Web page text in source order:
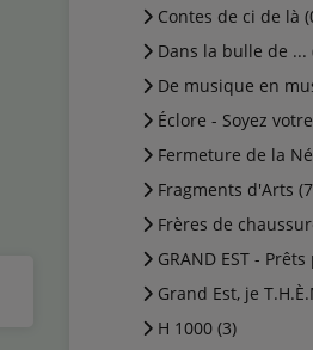
Contes de ci de là
Dans la bulle de ...
De musique en
Éclore - Soyez
Fermeture de la
Fragments d'Arts
Frères de
GRAND EST -
Grand Est, je
H 1000 (3)